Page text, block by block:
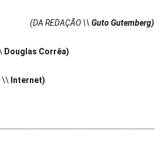
(DA REDAÇÃO \\ Guto Gutemberg)
Douglas Corrêa)
\\ Internet)